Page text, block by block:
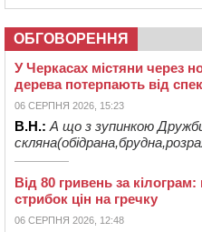
ОБГОВОРЕННЯ
У Черкасах містяни через
дерева потерпають від
06 СЕРПНЯ 2026, 15:23
В.Н.: А що з зупинкою
Від 80 гривень за кілограм:
стрибок цін на гречку
06 СЕРПНЯ 2026, 12:48